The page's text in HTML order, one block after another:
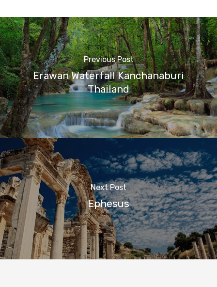
Previous Post
Erawan Waterfall Kanchanaburi
Thailand
Next Post
Ephesus